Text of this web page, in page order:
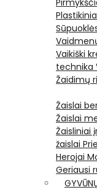
Vaikiški
technika
Žaidimų
Žaislai
Žaislai
Žaisliniai
žaislai
Herojai
Geriausi